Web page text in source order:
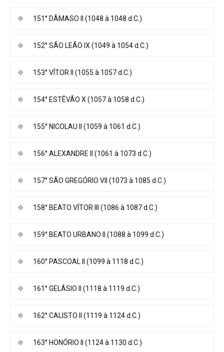
151° DÂMASO II (1048 à 1048 d.C.)
152° SÃO LEÃO IX (1049 à 1054 d.C.)
153° VÍTOR II (1055 à 1057 d.C.)
154° ESTÊVÃO X (1057 à 1058 d.C.)
155° NICOLAU II (1059 à 1061 d.C.)
156° ALEXANDRE II (1061 à 1073 d.C.)
157° SÃO GREGÓRIO VII (1073 à 1085 d.C.)
158° BEATO VÍTOR III (1086 à 1087 d.C.)
159° BEATO URBANO II (1088 à 1099 d.C.)
160° PASCOAL II (1099 à 1118 d.C.)
161° GELÁSIO II (1118 à 1119 d.C.)
162° CALISTO II (1119 à 1124 d.C.)
163° HONÓRIO II (1124 à 1130 d.C.)